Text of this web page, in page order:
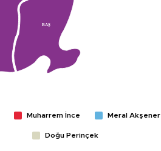
BAŞ
Muharrem İnce Meral Akşener
Doğu Perinçek